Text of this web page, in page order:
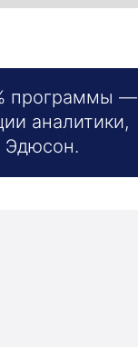
программы —
аналитики,
Эдюсон.